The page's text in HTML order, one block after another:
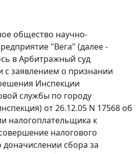
общество научно-
"Вега" (далее -
в Арбитражный суд
с заявлением о признании
Инспекции
службы по городу
от 26.12.05 N 17568 об
налогоплательщика к
налогового
сбора за